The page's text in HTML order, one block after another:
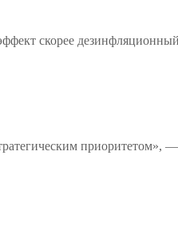
скорее